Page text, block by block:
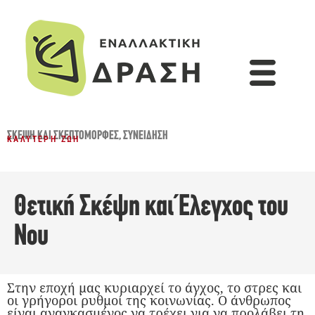
ΣΚΈΨΗ ΚΑΙ ΣΚΕΠΤΟΜΟΡΦΈΣ,ΣΥΝΕΊΔΗΣΗ
ΚΑΛΎΤΕΡΗ ΖΩΉ
Θετική Σκέψη και Έλεγχος του
Νου
Στην εποχή μας κυριαρχεί το άγχος, το στρες και
οι γρήγοροι ρυθμοί της κοινωνίας. Ο άνθρωπος